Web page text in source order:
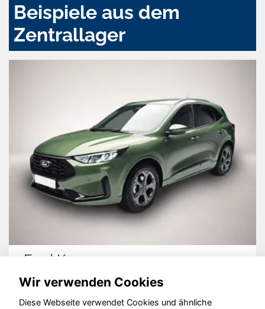
Beispiele aus dem
Zentrallager
Ford Kuga
Wir verwenden Cookies
Diese Webseite verwendet Cookies und ähnliche